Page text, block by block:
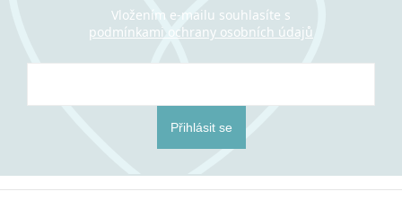
Vložením e-mailu souhlasíte s
podmínkami ochrany osobních údajů
Přihlásit se